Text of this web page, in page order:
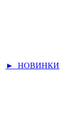
► НОВИНКИ